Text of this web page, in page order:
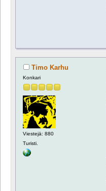
Timo Karhu
Konkari
Viestejä: 880
Turisti.